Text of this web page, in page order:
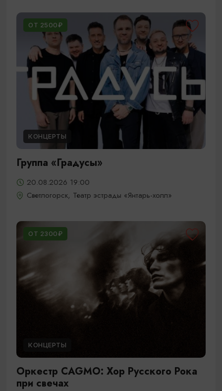
ОТ 2500₽
КОНЦЕРТЫ
Группа «Градусы»
20.08.2026 19:00
Светлогорск, Театр эстрады «Янтарь-холл»
ОТ 2300₽
КОНЦЕРТЫ
Оркестр CAGMO: Хор Русского Рока
при свечах